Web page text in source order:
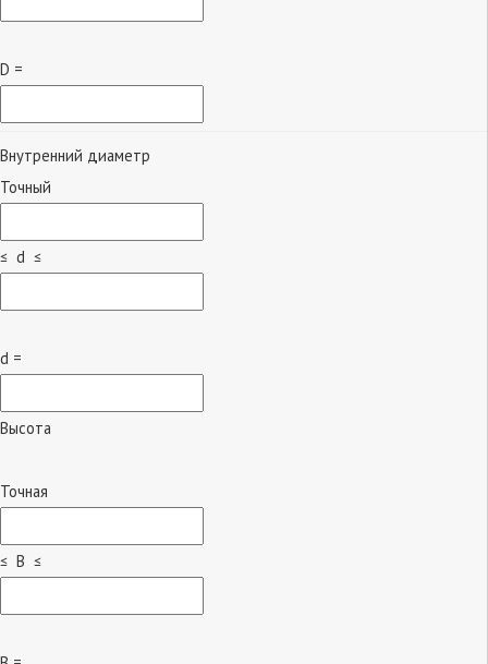
D =
Внутренний диаметр
Точный
≤ d ≤
d =
Высота
Точная
≤ B ≤